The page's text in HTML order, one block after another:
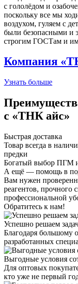
с гололёдом и
поскольку все мы
воздухом, гуляем с
были безопасными и
строгим ГОСТам и
Компания
Узнать больше
с «ТНК айс»
Быстрая доставка
Товар всегда в
предки
Богатый выбор ПГМ и
А ещё — помощь в
Вам нужен
реагентов, прочного
профессиональной
Обратитесь к нам!
Успешно решаем
Благодаря
разработанных
Выгодные условия
Для оптовых
кто уже не первый